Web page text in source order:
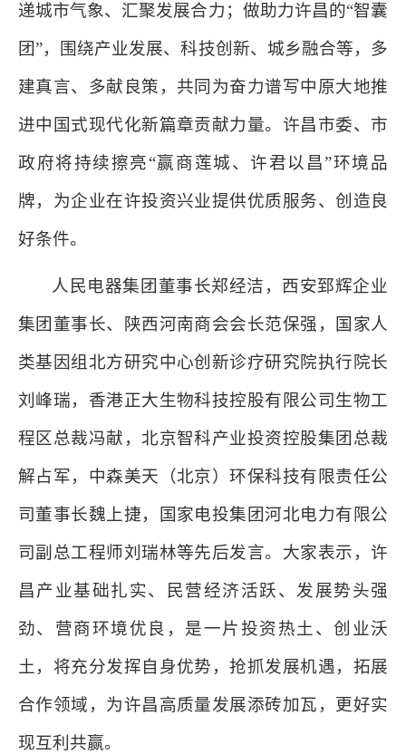
递城市气象、汇聚发展合力；做助力许昌的“智囊
团”，围绕产业发展、科技创新、城乡融合等，多
建真言、多献良策，共同为奋力谱写中原大地推
进中国式现代化新篇章贡献力量。许昌市委、市
政府将持续擦亮“赢商莲城、许君以昌”环境品
牌，为企业在许投资兴业提供优质服务、创造良
好条件。
人民电器集团董事长郑经洁，西安郅辉企业
集团董事长、陕西河南商会会长范保强，国家人
类基因组北方研究中心创新诊疗研究院执行院长
刘峰瑞，香港正大生物科技控股有限公司生物工
程区总裁冯献，北京智科产业投资控股集团总裁
解占军，中森美天（北京）环保科技有限责任公
司董事长魏上捷，国家电投集团河北电力有限公
司副总工程师刘瑞林等先后发言。大家表示，许
昌产业基础扎实、民营经济活跃、发展势头强
劲、营商环境优良，是一片投资热土、创业沃
土，将充分发挥自身优势，抢抓发展机遇，拓展
合作领域，为许昌高质量发展添砖加瓦，更好实
现互利共赢。